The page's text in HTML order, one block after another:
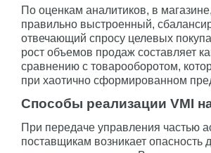
По оценкам аналитиков, в
правильно выстроенный,
отвечающий спросу целевых
рост объемов продаж составляет
сравнению с товарооборотом,
при хаотично сформированном
Способы реализации VMI
При передаче управления частью
поставщикам возникает опасность